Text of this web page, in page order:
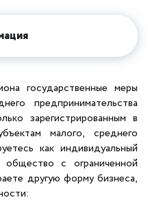
государственные меры
предпринимательства
зарегистрированным в
малого, среднего
как индивидуальный
общество с ограниченной
другую форму бизнеса,